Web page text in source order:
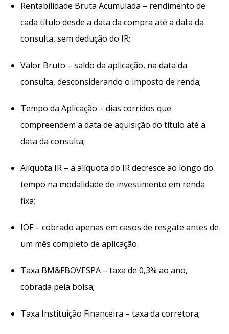
Rentabilidade Bruta Acumulada – rendimento de
cada título desde a data da compra até a data da
consulta, sem dedução do IR;
Valor Bruto – saldo da aplicação, na data da
consulta, desconsiderando o imposto de renda;
Tempo da Aplicação – dias corridos que
compreendem a data de aquisição do título até a
data da consulta;
Alíquota IR – a alíquota do IR decresce ao longo do
tempo na modalidade de investimento em renda
fixa;
IOF – cobrado apenas em casos de resgate antes de
um mês completo de aplicação.
Taxa BM&FBOVESPA – taxa de 0,3% ao ano,
cobrada pela bolsa;
Taxa Instituição Financeira – taxa da corretora;